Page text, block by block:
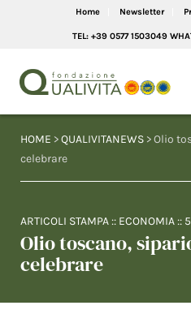
Home Newsletter
TEL: +39 0577 1503049
HOME >QUALIVITANEWS > Olio
celebrare
ARTICOLI STAMPA :: ECONOMIA ::
Olio toscano,
celebrare